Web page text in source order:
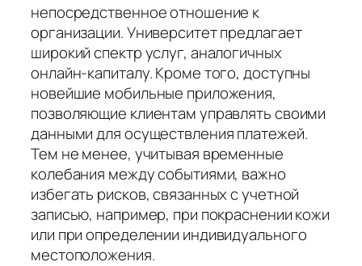
непосредственное отношение к
организации. Университет предлагает
широкий спектр услуг, аналогичных
онлайн-капиталу. Кроме того, доступны
новейшие мобильные приложения,
позволяющие клиентам управлять своими
данными для осуществления платежей.
Тем не менее, учитывая временные
колебания между событиями, важно
избегать рисков, связанных с учетной
записью, например, при покраснении кожи
или при определении индивидуального
местоположения.